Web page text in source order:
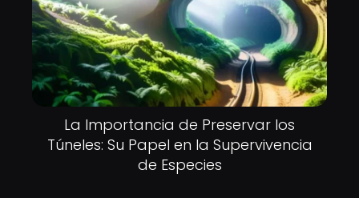
La Importancia de Preservar los
Túneles: Su Papel en la Supervivencia
de Especies